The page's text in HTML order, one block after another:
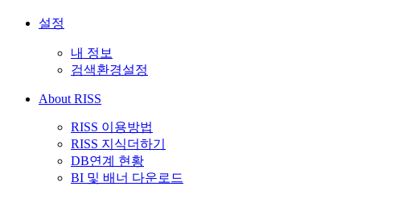
설정
내 정보
검색환경설정
About RISS
RISS 이용방법
RISS 지식더하기
DB연계 현황
BI 및 배너 다운로드